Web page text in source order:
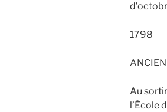
1798
ANCIEN
Au
l’École